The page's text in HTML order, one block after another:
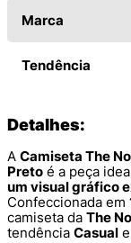
Marca
Tendência
Detalhes:
A Camiseta The
Preto é a peça
um visual gráfico
Confeccionada em
camiseta da The
tendência Casual